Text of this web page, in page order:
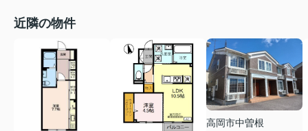
近隣の物件
高岡市中曽根